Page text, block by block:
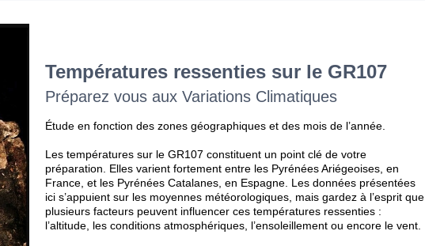
Températures ressenties sur le GR107
Préparez vous aux Variations Climatiques
Étude en fonction des zones géographiques et des mois de l’année.
Les températures sur le GR107 constituent un point clé de votre
préparation. Elles varient fortement entre les Pyrénées Ariégeoises, en
France, et les Pyrénées Catalanes, en Espagne. Les données présentées
ici s’appuient sur les moyennes météorologiques, mais gardez à l’esprit que
plusieurs facteurs peuvent influencer ces températures ressenties :
l’altitude, les conditions atmosphériques, l’ensoleillement ou encore le vent.